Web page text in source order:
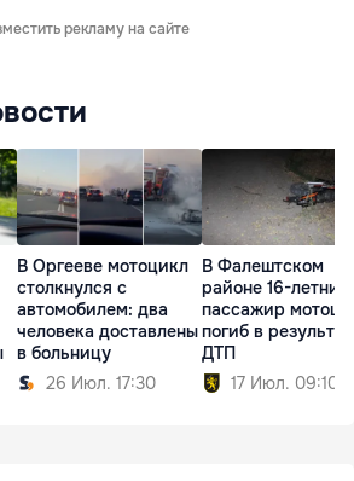
рекламу на сайте
В Оргееве мотоцикл
столкнулся с
автомобилем: два
человека доставлены
в больницу
26 Июл. 17:30
В Фалештском
районе 16-летний
пассажир
погиб в
ДТП
17 Июл. 09:10